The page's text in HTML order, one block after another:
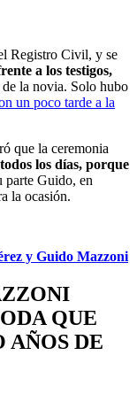
Registro Civil, y se
a los testigos,
de la novia. Solo hubo
un poco tarde a la
que la ceremonia
los días, porque
parte Guido, en
la ocasión.
y Guido Mazzoni
QUE
AÑOS DE